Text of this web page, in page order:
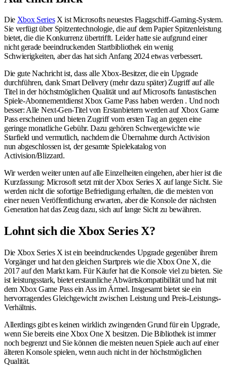
Die Xbox SeriesX ist Microsofts neuestes Flaggschiff-Gaming-System.
Sie verfügt über Spitzentechnologie, die auf dem Papier Spitzenleistung
bietet, die die Konkurrenz übertrifft. Leider hatte sie aufgrund einer
nicht gerade beeindruckenden Startbibliothek ein wenig
Schwierigkeiten, aber das hat sich Anfang 2024 etwas verbessert.
Die gute Nachricht ist, dass alle Xbox-Besitzer, die ein Upgrade
durchführen, dank Smart Delivery (mehr dazu später) Zugriff auf alle
Titel in der höchstmöglichen Qualität und auf Microsofts fantastischen
Spiele-Abonnementdienst Xbox Game Pass haben werden . Und noch
besser: Alle Next-Gen-Titel von Erstanbietern werden auf Xbox Game
Pass erscheinen und bieten Zugriff vom ersten Tag an gegen eine
geringe monatliche Gebühr. Dazu gehören Schwergewichte wie
Starfield und vermutlich, nachdem die Übernahme durch Activision
nun abgeschlossen ist, der gesamte Spielekatalog von
Activision/Blizzard.
Wir werden weiter unten auf alle Einzelheiten eingehen, aber hier ist die
Kurzfassung: Microsoft setzt mit der Xbox Series X auf lange Sicht. Sie
werden nicht die sofortige Befriedigung erhalten, die die meisten von
einer neuen Veröffentlichung erwarten, aber die Konsole der nächsten
Generation hat das Zeug dazu, sich auf lange Sicht zu bewähren.
Lohnt sich die Xbox Series X?
Die Xbox Series X ist ein beeindruckendes Upgrade gegenüber ihrem
Vorgänger und hat den gleichen Startpreis wie die Xbox One X, die
2017 auf den Markt kam. Für Käufer hat die Konsole viel zu bieten. Sie
ist leistungsstark, bietet erstaunliche Abwärtskompatibilität und hat mit
dem Xbox Game Pass ein Ass im Ärmel. Insgesamt bietet sie ein
hervorragendes Gleichgewicht zwischen Leistung und Preis-Leistungs-
Verhältnis.
Allerdings gibt es keinen wirklich zwingenden Grund für ein Upgrade,
wenn Sie bereits eine Xbox One X besitzen. Die Bibliothek ist immer
noch begrenzt und Sie können die meisten neuen Spiele auch auf einer
älteren Konsole spielen, wenn auch nicht in der höchstmöglichen
Qualität.